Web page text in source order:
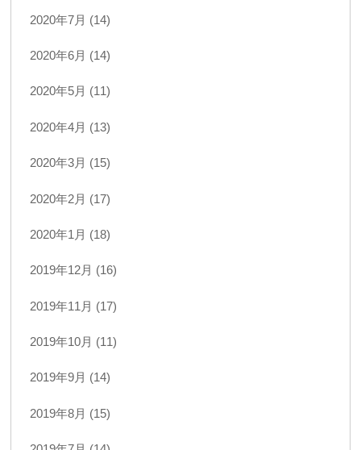
2020年7月 (14)
2020年6月 (14)
2020年5月 (11)
2020年4月 (13)
2020年3月 (15)
2020年2月 (17)
2020年1月 (18)
2019年12月 (16)
2019年11月 (17)
2019年10月 (11)
2019年9月 (14)
2019年8月 (15)